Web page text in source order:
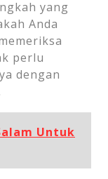
yang
Anda
perlu
dengan
Untuk